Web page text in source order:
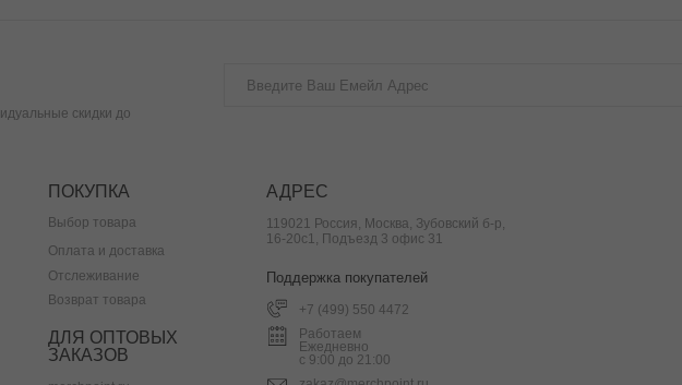
скидки до
ПОКУПКА АДРЕС
Выбор товара
Оплата и доставка
Отслеживание
119021 Россия, Москва, Зубовский б-р,
16-20с1, Подъезд 3 офис 31
Поддержка покупателей
+7 (499) 550 4472
Работаем
Ежедневно
с 9:00 до 21:00
Возврат товара
ДЛЯ ОПТОВЫХ
ЗАКАЗОВ